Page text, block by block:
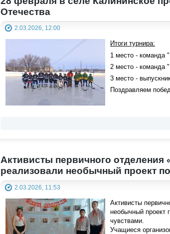
Отечества
2.03.2026, 12:00
Итоги турнира:
1 место - команда
2 место - команда
3 место -
Поздравляем
Активисты первичного
реализовали необычный проект
2.03.2026, 11:53
Активисты
необычный проект
чувствами.
Учащиеся